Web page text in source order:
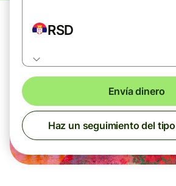
RSD
Envía dinero
Haz un seguimiento del